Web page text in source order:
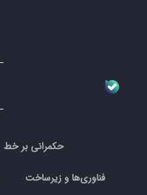
حکمرانی بر خط
فناوری‌ها و زیرساخت